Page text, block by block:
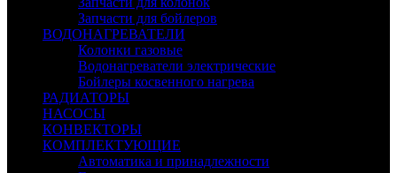
Запчасти для бойлеров
ВОДОНАГРЕВАТЕЛИ
Колонки газовые
Водонагреватели электрические
Бойлеры косвенного нагрева
РАДИАТОРЫ
НАСОСЫ
КОНВЕКТОРЫ
КОМПЛЕКТУЮЩИЕ
Автоматика и принадлежности